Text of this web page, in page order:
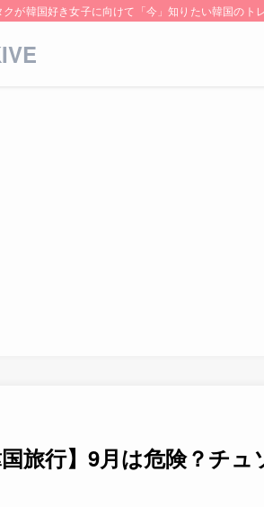
が韓国好き女子に向けて「今」知りたい韓国のト
国旅行】9月は危険？チ